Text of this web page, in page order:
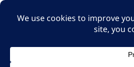
A GUT FEELING
身近な旅の記録や記憶、たまには思